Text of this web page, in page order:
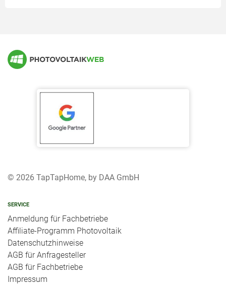
© 2026 TapTapHome, by DAA GmbH
SERVICE
Anmeldung für Fachbetriebe
Affiliate-Programm Photovoltaik
Datenschutzhinweise
AGB für Anfragesteller
AGB für Fachbetriebe
Impressum